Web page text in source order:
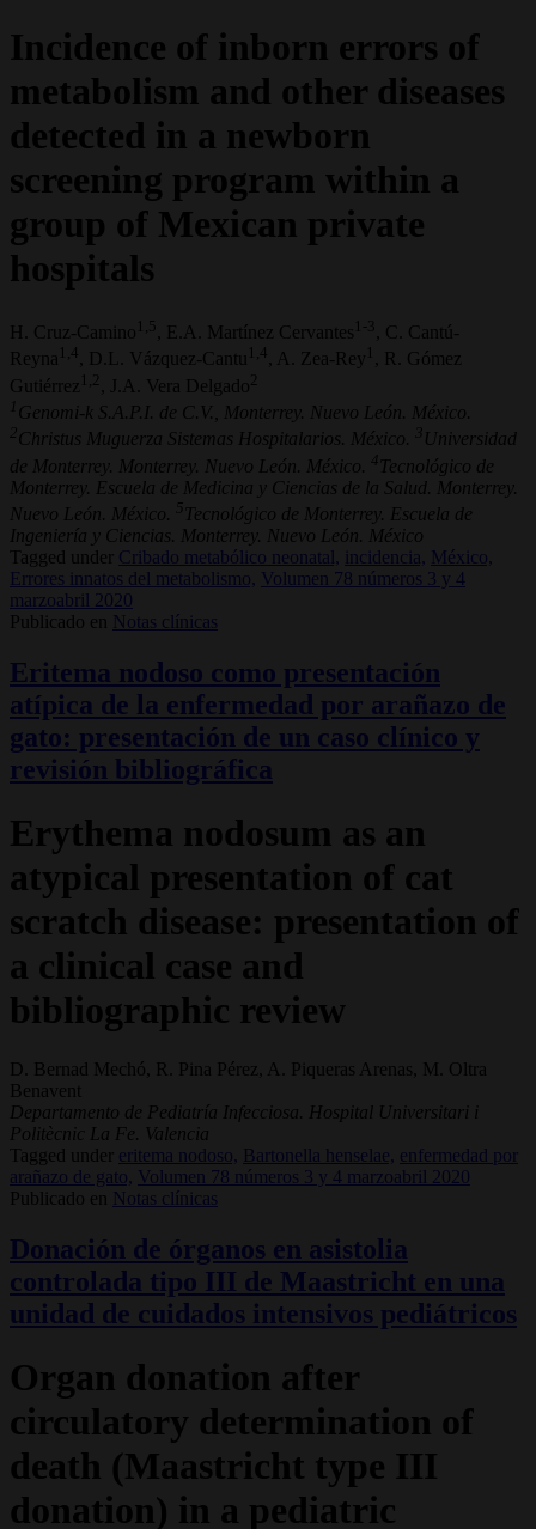
Incidence of inborn errors of
metabolism and other diseases
detected in a newborn
screening program within a
group of Mexican private
hospitals
H. Cruz-Camino 1,5 , E.A. Martínez Cervantes 1-3
, C. Cantú-
Reyna 1,4 , D.L. Vázquez-Cantu 1,4 , A. Zea-Rey 1
, R. Gómez
Gutiérrez 1,2 , J.A. Vera Delgado
1 Genomi-k S.A.P.I. de C.V., Monterrey. Nuevo León. México.
2Christus Muguerza Sistemas Hospitalarios. México. 3 Universidad
de Monterrey. Monterrey. Nuevo León. México.
4 Tecnológico de
Monterrey. Escuela de Medicina y Ciencias de la Salud. Monterrey.
Nuevo León. México. 5 Tecnológico de Monterrey. Escuela de
Ingeniería y Ciencias. Monterrey. Nuevo León. México
Tagged under
Cribado metabólico neonatal, incidencia,
México,
Errores innatos del metabolismo,
Volumen 78 números 3 y 4
marzoabril 2020
Publicado en
Notas clínicas
Eritema nodoso como presentación
atípica de la enfermedad por arañazo de
gato: presentación de un caso clínico y
revisión bibliográfica
Erythema nodosum as an
atypical presentation of cat
scratch disease: presentation of
a clinical case and
bibliographic review
D. Bernad Mechó, R. Pina Pérez, A. Piqueras Arenas, M. Oltra
Benavent
Departamento de Pediatría Infecciosa. Hospital Universitari i
Politècnic La Fe. Valencia
Tagged under
eritema nodoso, Bartonella henselae, enfermedad por
arañazo de gato,
Volumen 78 números 3 y 4 marzoabril 2020
Publicado en
Notas clínicas
Donación de órganos en asistolia
controlada tipo III de Maastricht en una
unidad de cuidados intensivos pediátricos
Organ donation after
circulatory determination of
death (Maastricht type III
donation) in a pediatric